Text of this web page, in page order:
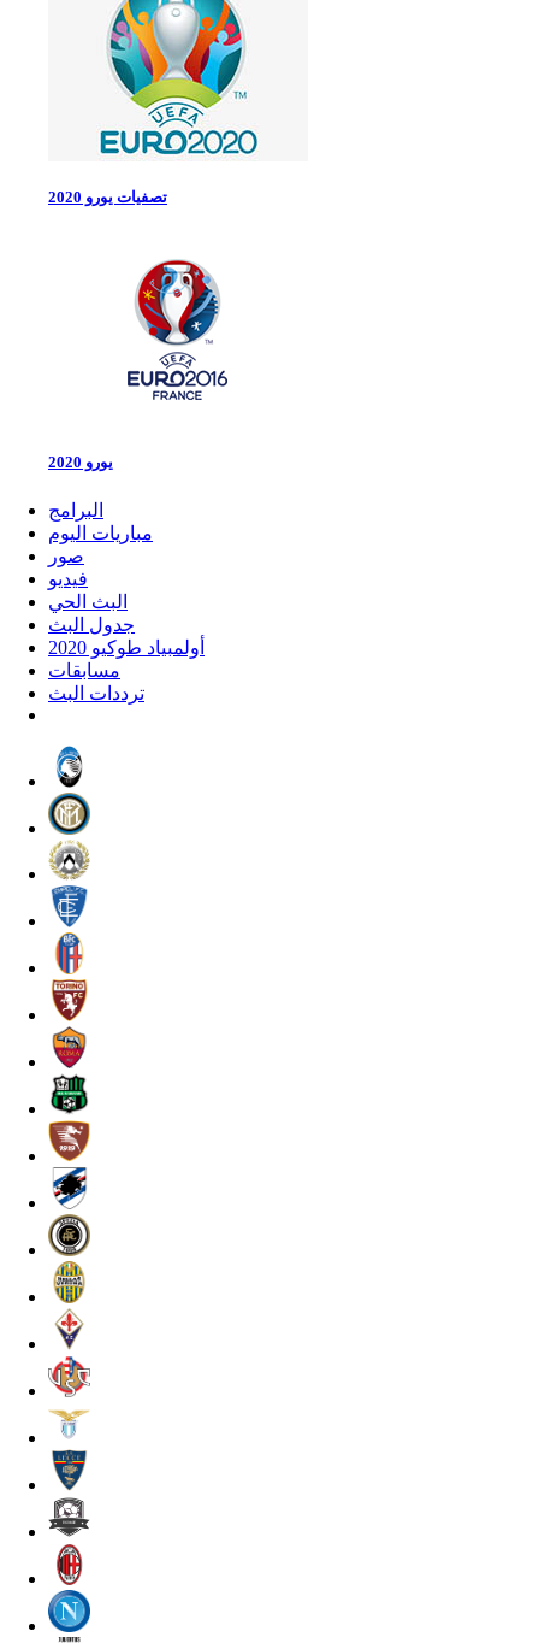
تصفيات يورو 2020
يورو 2020
البرامج
مباريات اليوم
صور
فيديو
البث الحي
جدول البث
أولمبياد طوكيو 2020
مسابقات
ترددات البث